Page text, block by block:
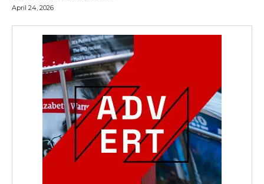
April 24, 2026